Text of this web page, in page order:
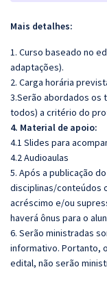
Mais detalhes:
1. Curso baseado no
adaptações).
2. Carga horária
3.Serão abordados os
todos) a critério do
4. Material de apoio:
4.1 Slides para
4.2 Audioaulas
5. Após a publicação
disciplinas/conteúdos
acréscimo e/ou
haverá ônus para o
6. Serão ministradas
informativo. Portanto,
edital, não serão